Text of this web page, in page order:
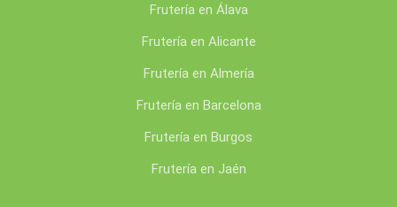
Frutería en Álava
Frutería en Alicante
Frutería en Almería
Frutería en Barcelona
Frutería en Burgos
Frutería en Jaén